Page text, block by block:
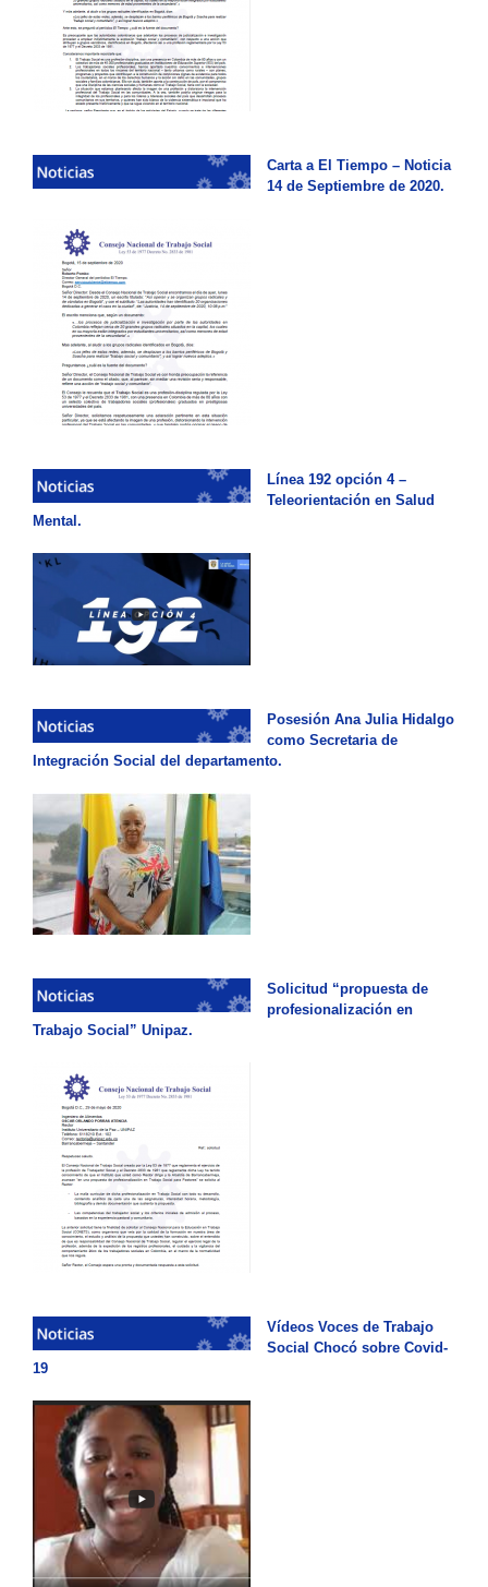
Carta a El Tiempo – Noticia
14 de Septiembre de 2020.
Línea 192 opción 4 –
Teleorientación en Salud
Mental.
Posesión Ana Julia Hidalgo
como Secretaria de
Integración Social del departamento.
Solicitud “propuesta de
profesionalización en
Trabajo Social” Unipaz.
Vídeos Voces de Trabajo
Social Chocó sobre Covid-
19